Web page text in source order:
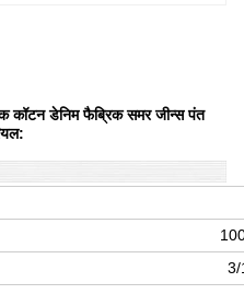
कॉटन डेनिम फैब्रिक समर जीन्स पंत
3/